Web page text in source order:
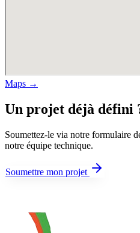
Maps →
Un projet déjà défini
Soumettez-le via notre formulaire
notre équipe technique.
Soumettre mon projet